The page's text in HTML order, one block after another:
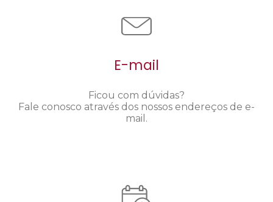
E-mail
Ficou com dúvidas?
Fale conosco através dos nossos endereços de e-
mail.